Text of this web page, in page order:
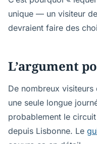
unique — un visiteur
devraient faire des
L’argument
De nombreux
une seule longue
probablement le
depuis Lisbonne. Le